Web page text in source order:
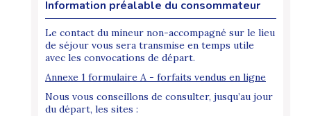
Information préalable du consommateur
Le contact du mineur non-accompagné sur le lieu
de séjour vous sera transmise en temps utile
avec les convocations de départ.
Annexe 1 formulaire A - forfaits vendus en ligne
Nous vous conseillons de consulter, jusqu’au jour
du départ, les sites :